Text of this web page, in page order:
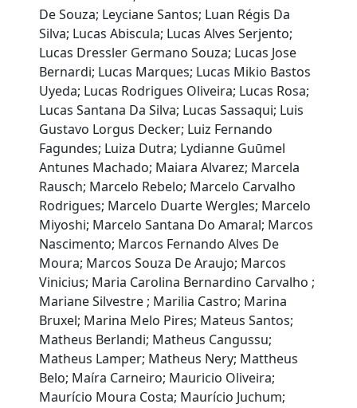
De Souza; Leyciane Santos; Luan Régis Da
Silva; Lucas Abiscula; Lucas Alves Serjento;
Lucas Dressler Germano Souza; Lucas Jose
Bernardi; Lucas Marques; Lucas Mikio Bastos
Uyeda; Lucas Rodrigues Oliveira; Lucas Rosa;
Lucas Santana Da Silva; Lucas Sassaqui; Luis
Gustavo Lorgus Decker; Luiz Fernando
Fagundes; Luiza Dutra; Lydianne Guūmel
Antunes Machado; Maiara Alvarez; Marcela
Rausch; Marcelo Rebelo; Marcelo Carvalho
Rodrigues; Marcelo Duarte Wergles; Marcelo
Miyoshi; Marcelo Santana Do Amaral; Marcos
Nascimento; Marcos Fernando Alves De
Moura; Marcos Souza De Araujo; Marcos
Vinicius; Maria Carolina Bernardino Carvalho ;
Mariane Silvestre ; Marilia Castro; Marina
Bruxel; Marina Melo Pires; Mateus Santos;
Matheus Berlandi; Matheus Cangussu;
Matheus Lamper; Matheus Nery; Mattheus
Belo; Maíra Carneiro; Mauricio Oliveira;
Maurício Moura Costa; Maurício Juchum;